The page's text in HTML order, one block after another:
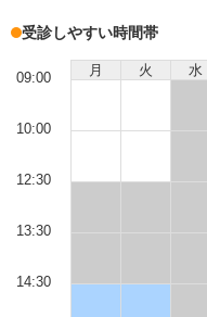
受診しやすい時間帯
月 火 水
09:00
10:00
12:30
13:30
14:30